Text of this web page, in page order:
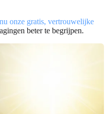
onze gratis, vertrouwelijke
beter te begrijpen.